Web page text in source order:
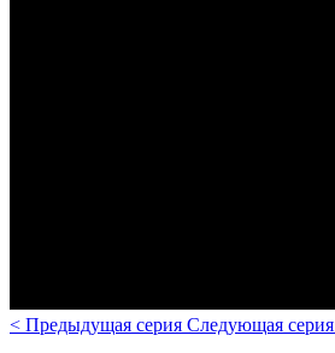
< Предыдущая серия Следующая серия